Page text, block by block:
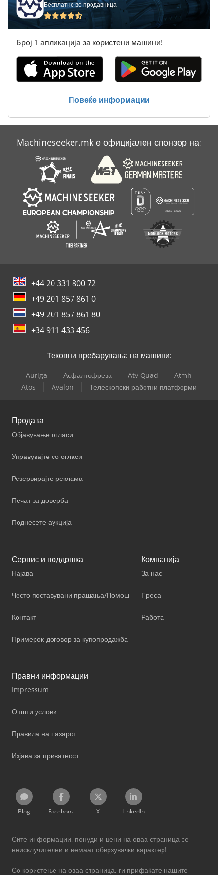
Вклучување Господар Профит 2
Лим-Свиткување Машини
Пријавете Се
Бесплатно во продавница
Број 1 апликација за користени машини!
Повеќе информации
Machineseeker.mk е официјален спонзор на:
+44 20 331 800 72
+49 201 857 861 0
+49 201 857 861 80
+34 911 433 456
Тековни пребарувања на машини:
Auriga Асфалтофреза Atv Quad
Atmh
Atos
Avalon Телескопски работни платформи
Продава
Објавување огласи
Управувајте со огласи
Резервирајте реклама
Печат за доверба
Поднесете аукција
Сервис и поддршка
Најава
Често поставувани прашања/Помош
Контакт
Примерок-договор за купопродажба
Компанија
За нас
Преса
Работа
Правни информации
Impressum
Општи услови
Правила на пазарот
Изјава за приватност
Blog Facebook X LinkedIn
Сите информации, понуди и цени на оваа страница се
неисклучителни и немаат обврзувачки карактер!
Со користење на оваа страница, ги прифаќате нашите